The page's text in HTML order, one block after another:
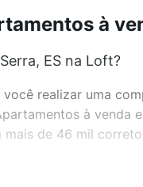
à
ES na Loft?
realizar uma
à venda
de 46 mil